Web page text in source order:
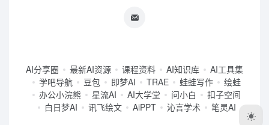
AI分享圈 最新AI资源 课程资料 AI知识库
AI工具集
学吧导航
豆包 即梦AI TRAE 蛙蛙写作
绘蛙
办公小浣熊
星流AI AI大学堂 问小白
扣子空间
白日梦AI
讯飞绘文 AiPPT 沁言学术 笔灵AI